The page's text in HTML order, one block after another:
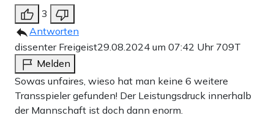
3
Antworten
dissenter Freigeist29.08.2024 um 07:42 Uhr 709T
Melden
Sowas unfaires, wieso hat man keine 6 weitere
Transspieler gefunden! Der Leistungsdruck innerhalb
der Mannschaft ist doch dann enorm.